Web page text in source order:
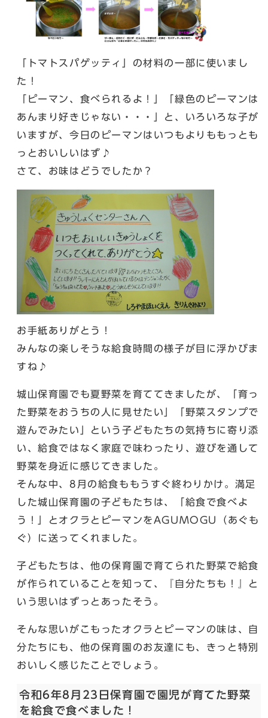
「トマトスパゲッティ」の材料の一部に使いまし
た！
「ピーマン、食べられるよ！」「緑色のピーマンは
あんまり好きじゃない・・・」と、いろいろな子が
いますが、今日のピーマンはいつもよりももっとも
っとおいしいはず♪
さて、お味はどうでしたか？
お手紙ありがとう！
みんなの楽しそうな給食時間の様子が目に浮かびま
すね♪
城山保育園でも夏野菜を育ててきましたが、「育っ
た野菜をおうちの人に見せたい」「野菜スタンプで
遊んでみたい」という子どもたちの気持ちに寄り添
い、給食ではなく家庭で味わったり、遊びを通して
野菜を身近に感じてきました。
そんな中、8月の給食ももうすぐ終わりかけ。満足
した城山保育園の子どもたちは、「給食で食べよ
う！」とオクラとピーマンをAGUMOGU（あぐも
ぐ）に送ってくれました。
子どもたちは、他の保育園で育てられた野菜で給食
が作られていることを知って、『自分たちも！』と
いう思いはずっとあったそう。
そんな思いがこもったオクラとピーマンの味は、自
分たちにも、他の保育園のお友達にも、きっと特別
おいしく感じたことでしょう。
令和6年8月23日保育園で園児が育てた野菜
を給食で食べました！